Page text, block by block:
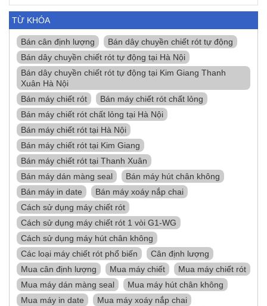
TỪ KHÓA
Bán cân định lượng
Bán dây chuyền chiết rót tự động
Bán dây chuyền chiết rót tự động tại Hà Nội
Bán dây chuyền chiết rót tự động tại Kim Giang Thanh
Xuân Hà Nội
Bán máy chiết rót
Bán máy chiết rót chất lỏng
Bán máy chiết rót chất lỏng tại Hà Nội
Bán máy chiết rót tại Hà Nội
Bán máy chiết rót tại Kim Giang
Bán máy chiết rót tại Thanh Xuân
Bán máy dán màng seal
Bán máy hút chân không
Bán máy in date
Bán máy xoáy nắp chai
Cách sử dụng máy chiết rót
Cách sử dụng máy chiết rót 1 vòi G1-WG
Cách sử dụng máy hút chân không
Các loại máy chiết rót phổ biến
Cân định lượng
Mua cân định lượng
Mua máy chiết
Mua máy chiết rót
Mua máy dán màng seal
Mua máy hút chân không
Mua máy in date
Mua máy xoáy nắp chai